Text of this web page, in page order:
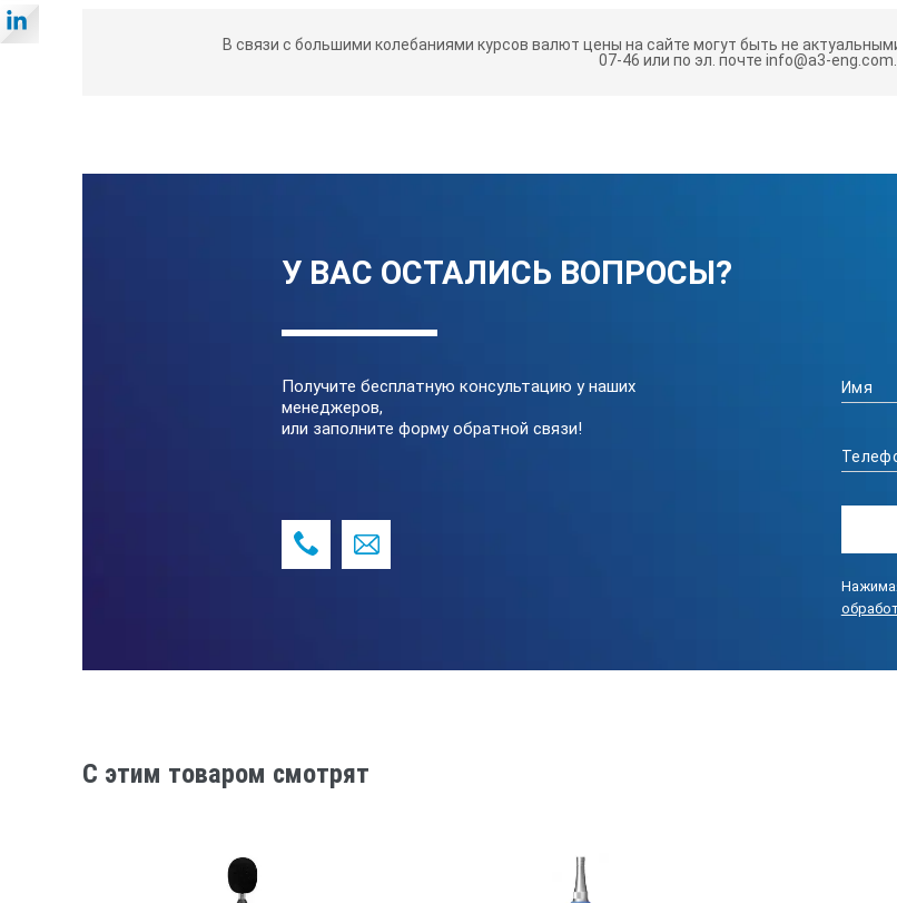
разрешающая способность: 0,1 дБ
режим измерения: 200 мс (быстрый), 500 мс (медленный)
дисплей: ЖК размером 52х38 мм
последовательный интерфейс RS232 с возможностью подключения к ПК через порт
АКТАКОМ АСЕ-1025 и широкой программной обработкой данных с помощью программ
Logger Monitor (ADLM-W) на ПК с использованием ОС Windows или AKTAKOM Smart
В связи с большими колебаниями курсов валют цены на сайте могут быть не
07-46 или по эл. почте info@a3-eng.com.
У ВАС ОСТАЛИСЬ ВОПРОСЫ?
Получите бесплатную консультацию у наших
менеджеров,
или заполните форму обратной связи!
C этим товаром смотрят